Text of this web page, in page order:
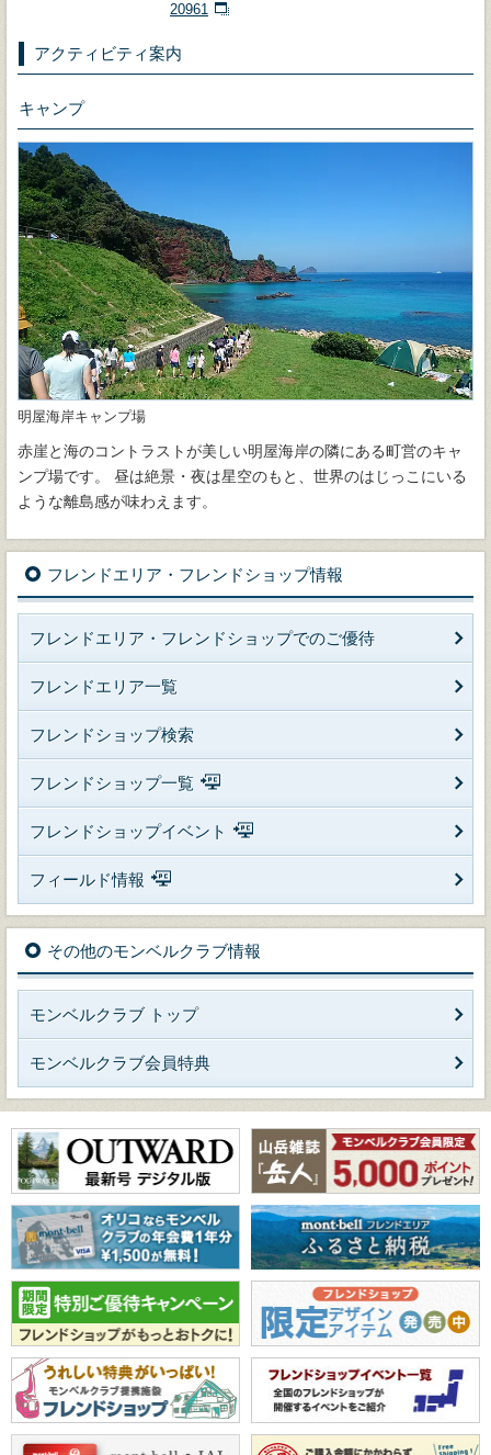
20961
アクティビティ案内
キャンプ
明屋海岸キャンプ場
赤崖と海のコントラストが美しい明屋海岸の隣にある町営のキャ
ンプ場です。 昼は絶景・夜は星空のもと、世界のはじっこにいる
ような離島感が味わえます。
フレンドエリア・フレンドショップ情報
フレンドエリア・フレンドショップでのご優待
フレンドエリア一覧
フレンドショップ検索
フレンドショップ一覧
フレンドショップイベント
フィールド情報
その他のモンベルクラブ情報
モンベルクラブ トップ
モンベルクラブ会員特典